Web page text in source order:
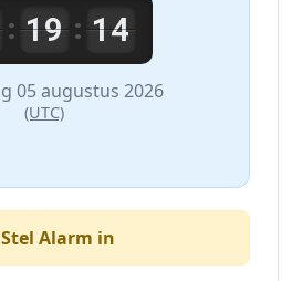
: 19: 14
05 augustus 2026
(UTC)
Alarm in